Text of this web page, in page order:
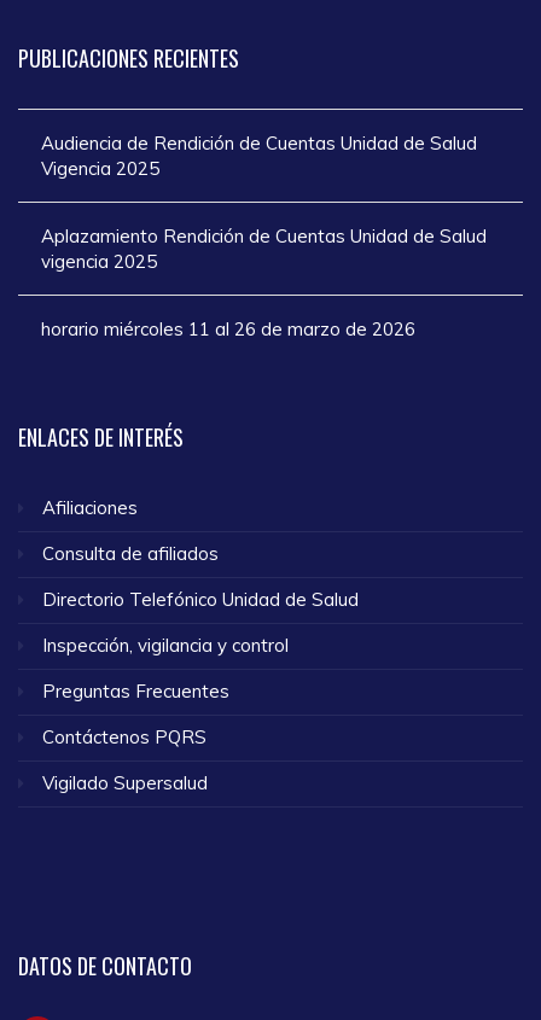
PUBLICACIONES RECIENTES
Audiencia de Rendición de Cuentas Unidad de Salud
Vigencia 2025
Aplazamiento Rendición de Cuentas Unidad de Salud
vigencia 2025
horario miércoles 11 al 26 de marzo de 2026
ENLACES DE INTERÉS
Afiliaciones
Consulta de afiliados
Directorio Telefónico Unidad de Salud
Inspección, vigilancia y control
Preguntas Frecuentes
Contáctenos PQRS
Vigilado Supersalud
DATOS DE CONTACTO